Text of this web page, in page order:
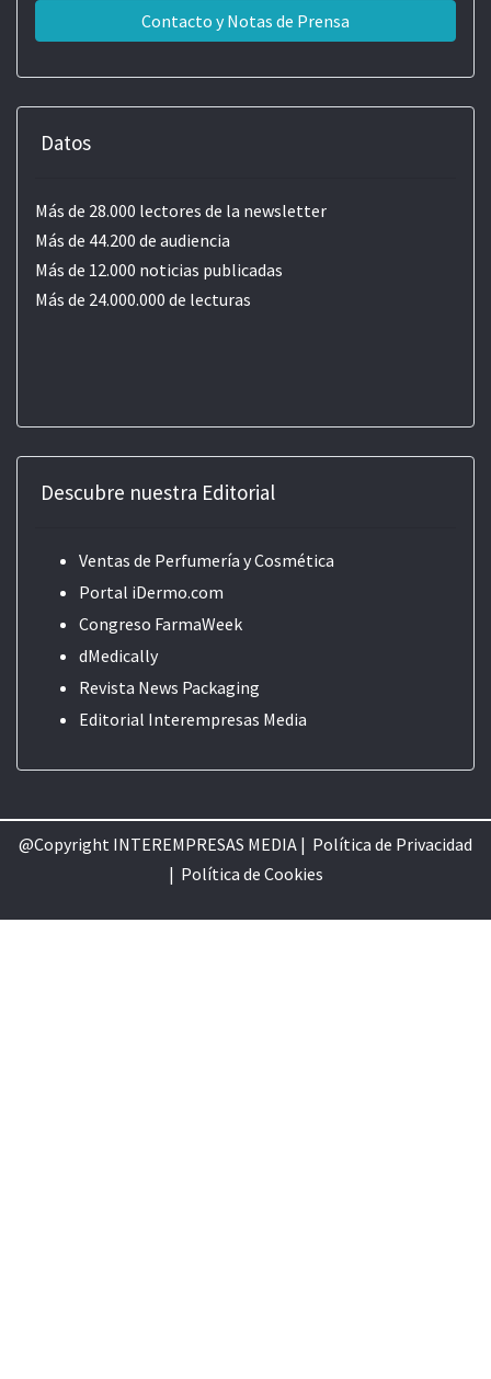
Contacto y Notas de Prensa
Datos
Más de 28.000 lectores de la newsletter
Más de 44.200 de audiencia
Más de 12.000 noticias publicadas
Más de 24.000.000 de lecturas
Descubre nuestra Editorial
Ventas de Perfumería y Cosmética
Portal iDermo.com
Congreso FarmaWeek
dMedically
Revista News Packaging
Editorial Interempresas Media
@Copyright INTEREMPRESAS MEDIA | Política de Privacidad
| Política de Cookies